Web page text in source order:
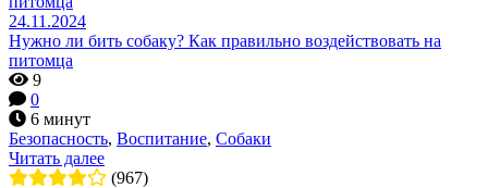
24.11.2024
Нужно ли бить собаку? Как правильно воздействовать на
питомца
9
0
6 минут
Безопасность, Воспитание, Собаки
Читать далее
(967)